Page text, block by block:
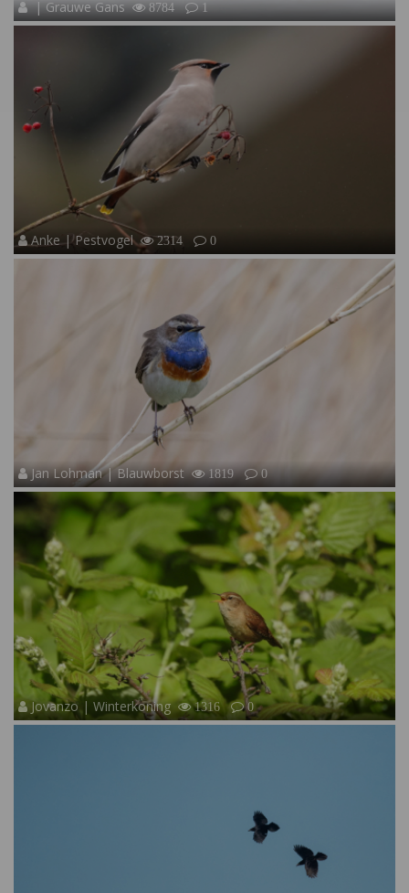
| Grauwe Gans 8784 1
Anke | Pestvogel 2314 0
Jan Lohman | Blauwborst 1819 0
Jovanzo | Winterkoning 1316 0